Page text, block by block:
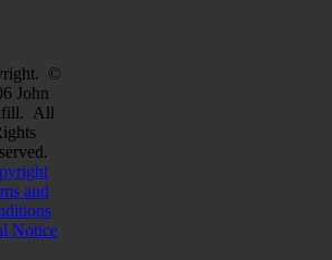
©
John
All
and
Notice